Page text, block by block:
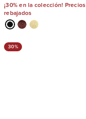
¡30% en la colección!
rebajados
30%